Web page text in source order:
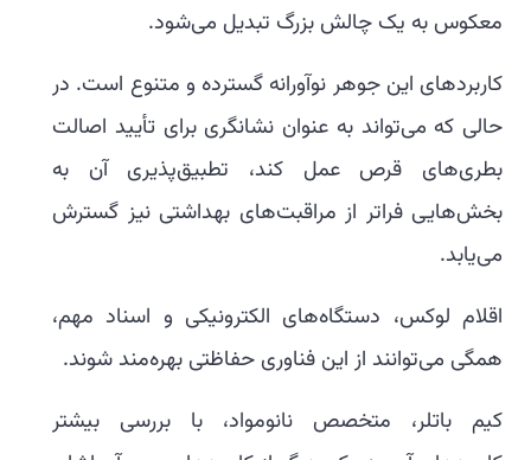
معکوس به یک چالش بزرگ تبدیل می‌شود.
کاربردهای این جوهر نوآورانه گسترده و متنوع است. در
حالی که می‌تواند به عنوان نشانگری برای تأیید اصالت
بطری‌های قرص عمل کند، تطبیق‌پذیری آن به
بخش‌هایی فراتر از مراقبت‌های بهداشتی نیز گسترش
می‌یابد.
اقلام لوکس، دستگاه‌های الکترونیکی و اسناد مهم،
همگی می‌توانند از این فناوری حفاظتی بهره‌مند شوند.
کیم باتلر، متخصص نانومواد، با بررسی بیشتر